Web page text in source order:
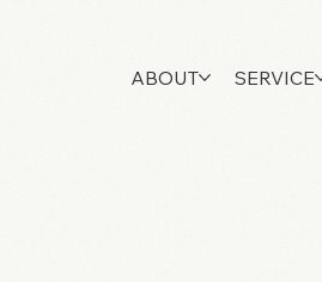
ABOUT SERVICE